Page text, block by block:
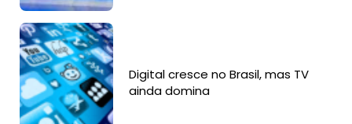
Digital cresce no Brasil, mas TV
ainda domina